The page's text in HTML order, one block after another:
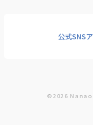
公式SNS
©2026